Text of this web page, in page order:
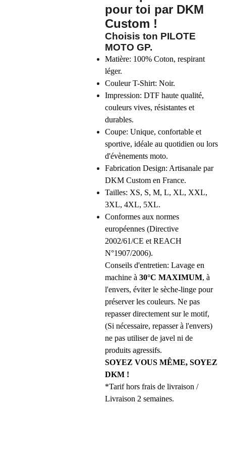
pour toi par DKM
Custom !
Choisis ton PILOTE
MOTO GP.
Matière: 100% Coton, respirant
léger.
Couleur T-Shirt: Noir.
Impression: DTF haute qualité,
couleurs vives, résistantes et
durables.
Coupe: Unique, confortable et
sportive, idéale au quotidien ou lors
d'évènements moto.
Fabrication Design: Artisanale par
DKM Custom en France.
Tailles: XS, S, M, L, XL, XXL,
3XL, 4XL, 5XL.
Conformes aux normes
européennes (Directive
2002/61/CE et REACH
N°1907/2006).
Conseils d'entretien: Lavage en
machine à 30°C MAXIMUM, à
l'envers, éviter le sèche-linge pour
préserver les couleurs. Ne pas
repasser directement sur le motif,
(Si nécessaire, repasser à l'envers)
ne pas utiliser de javel ni de
produits agressifs.
SOYEZ VOUS MÊME, SOYEZ
DKM !
*Tarif hors frais de livraison /
Livraison 2 semaines.